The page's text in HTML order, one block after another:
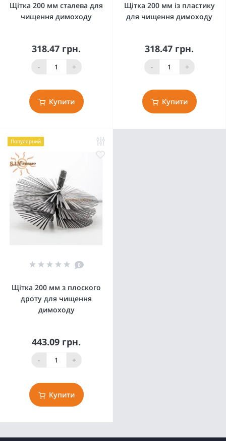
Щітка 200 мм сталева для
чищення димоходу
318.47 грн.
- +
Купити
Щітка 200 мм із пластику
для чищення димоходу
318.47 грн.
- +
Купити
Популярний
0
Щітка 200 мм з плоского
дроту для чищення
димоходу
443.09 грн.
- +
Купити